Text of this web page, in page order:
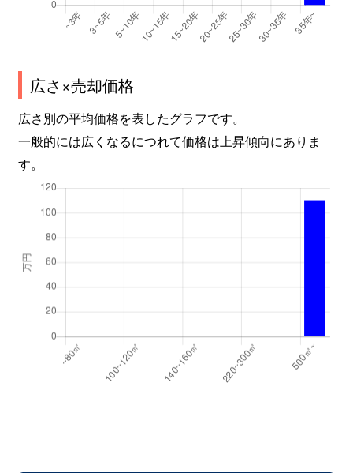
広さ×売却価格
広さ別の平均価格を表したグラフです。
一般的には広くなるにつれて価格は上昇傾向にありま
す。